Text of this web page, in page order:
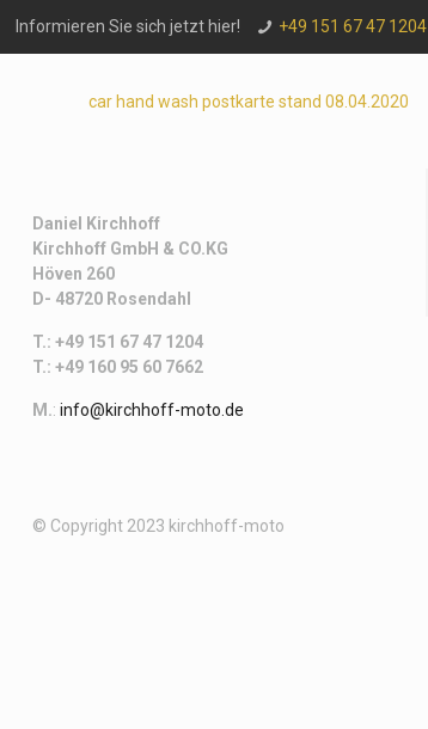
Informieren Sie sich jetzt hier! +49 151 67 47 1204
car hand wash postkarte stand 08.04.2020
Daniel Kirchhoff
Kirchhoff GmbH & CO.KG
Höven 260
D- 48720 Rosendahl
T.: +49 151 67 47 1204
T.: +49 160 95 60 7662
M.: info@kirchhoff-moto.de
© Copyright 2023 kirchhoff-moto